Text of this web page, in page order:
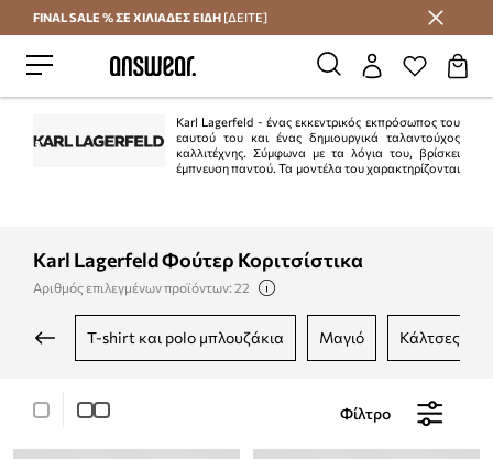
Εξοικονομήστε με το Answear Club
FINAL SALE % ΣΕ ΧΙΛΙΑΔΕΣ ΕΙΔΗ [ΔΕΙΤΕ]
Karl Lagerfeld - ένας εκκεντρικός εκπρόσωπος του
εαυτού του και ένας δημιουργικά ταλαντούχος
καλλιτέχνης. Σύμφωνα με τα λόγια του, βρίσκει
έμπνευση παντού. Τα μοντέλα του χαρακτηρίζονται
Karl Lagerfeld Φούτερ Κοριτσίστικα
Αριθμός επιλεγμένων προϊόντων: 22
t-shirt και polo μπλουζάκια μαγιό κάλτσες
Φίλτρο